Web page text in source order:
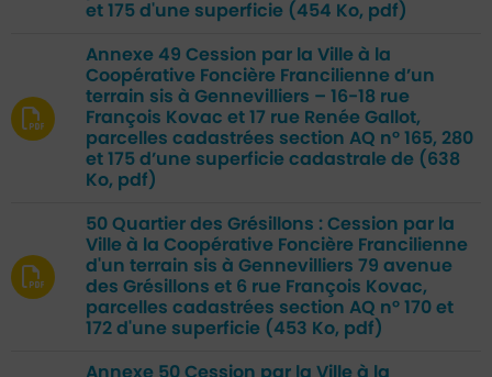
et 175 d'une superficie (454 Ko, pdf)
Annexe 49 Cession par la Ville à la
Coopérative Foncière Francilienne d’un
terrain sis à Gennevilliers – 16-18 rue
François Kovac et 17 rue Renée Gallot,
parcelles cadastrées section AQ n° 165, 280
et 175 d’une superficie cadastrale de (638
Ko, pdf)
50 Quartier des Grésillons : Cession par la
Ville à la Coopérative Foncière Francilienne
d'un terrain sis à Gennevilliers 79 avenue
des Grésillons et 6 rue François Kovac,
parcelles cadastrées section AQ n° 170 et
172 d'une superficie (453 Ko, pdf)
Annexe 50 Cession par la Ville à la